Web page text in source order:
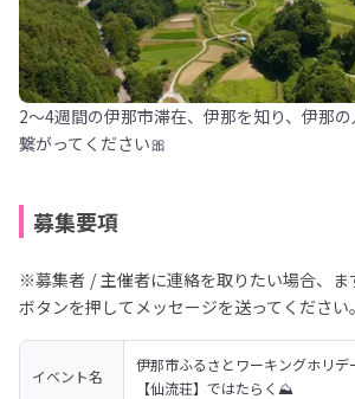
2～4週間の伊那市滞在、伊那を知り、伊那
繋がってください🎀
募集要項
※募集者 / 主催者に連絡を取りたい場合、ま
ボタンを押してメッセージを送ってください。
イベント名
伊那市ふるさとワーキングホリデ
【仙流荘】ではたらく⛰️